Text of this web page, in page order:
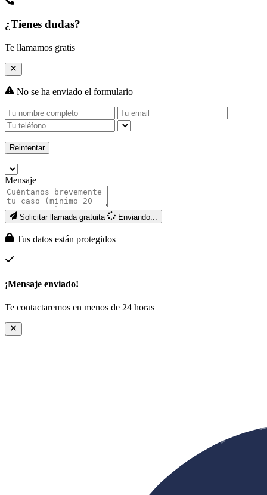
¿Tienes dudas?
Te llamamos gratis
No se ha enviado el formulario
Reintentar
Mensaje
Solicitar llamada gratuita Enviando...
Tus datos están protegidos
¡Mensaje enviado!
Te contactaremos en menos de 24 horas